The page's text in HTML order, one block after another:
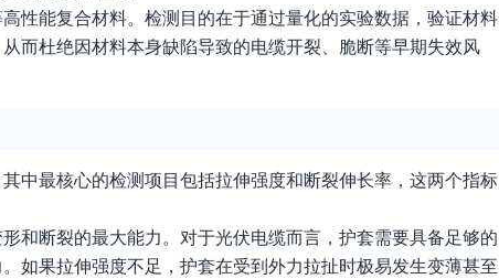
性能复合材料。检测目的在于通过量化的实验数据，验证材料
而杜绝因材料本身缺陷导致的电缆开裂、脆断等早期失效风
中最核心的检测项目包括拉伸强度和断裂伸长率，这两个指标
和断裂的最大能力。对于光伏电缆而言，护套需要具备足够的
如果拉伸强度不足，护套在受到外力拉扯时极易发生变薄甚至